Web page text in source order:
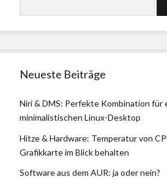
Neueste Beiträge
Niri & DMS: Perfekte Kombination für
minimalistischen Linux-Desktop
Hitze & Hardware: Temperatur von
Grafikkarte im Blick behalten
Software aus dem AUR: ja oder nein?